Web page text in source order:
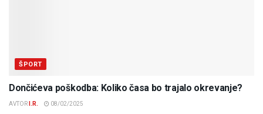
ŠPORT
Dončićeva poškodba: Koliko časa bo trajalo okrevanje?
AVTOR I.R. 08/02/2025